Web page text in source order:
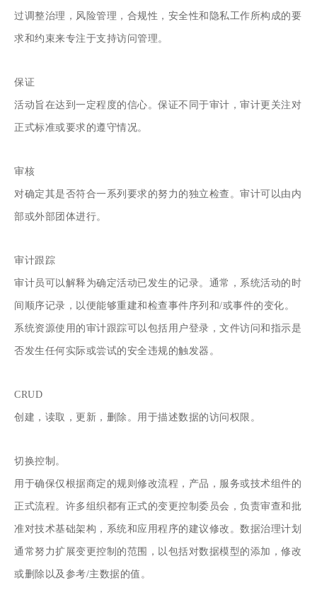
过调整治理，风险管理，合规性，安全性和隐私工作所构成的要
求和约束来专注于支持访问管理。
保证
活动旨在达到一定程度的信心。保证不同于审计，审计更关注对
正式标准或要求的遵守情况。
审核
对确定其是否符合一系列要求的努力的独立检查。审计可以由内
部或外部团体进行。
审计跟踪
审计员可以解释为确定活动已发生的记录。通常，系统活动的时
间顺序记录，以便能够重建和检查事件序列和/或事件的变化。
系统资源使用的审计跟踪可以包括用户登录，文件访问和指示是
否发生任何实际或尝试的安全违规的触发器。
CRUD
创建，读取，更新，删除。用于描述数据的访问权限。
切换控制。
用于确保仅根据商定的规则修改流程，产品，服务或技术组件的
正式流程。许多组织都有正式的变更控制委员会，负责审查和批
准对技术基础架构，系统和应用程序的建议修改。数据治理计划
通常努力扩展变更控制的范围，以包括对数据模型的添加，修改
或删除以及参考/主数据的值。